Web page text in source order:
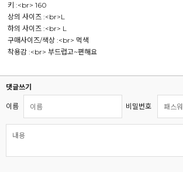
키 :<br> 160
상의 사이즈 :<br>L
하의 사이즈 :<br> L
구매사이즈/색상 :<br> 먹색
착용감 :<br> 부드럽고~편해요
댓글쓰기
이름 비밀번호